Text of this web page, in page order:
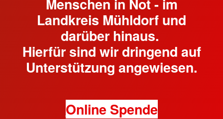
Landkreis Mühldorf und
darüber hinaus.
Hierfür sind wir dringend auf
Unterstützung angewiesen.
Online Spende